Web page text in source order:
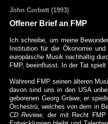
John Corbett(1993)
Offener Brief an FMP
Ich schreibe, um meine
Institution für die Ökonomie
europäische Musik nachhaltig
FMP, beeinflusst. In der Tat
Während FMP seinen älteren
davon sind uns in den USA
geborenen Georg Gräwe; er
Örchestrü, welches von dem in
CDReview, der mit Recht FMP